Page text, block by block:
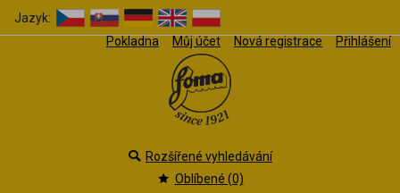
Jazyk:
Pokladna
Můj účet Nová registrace Přihlášení
Rozšířené vyhledávání
Oblíbené (0)